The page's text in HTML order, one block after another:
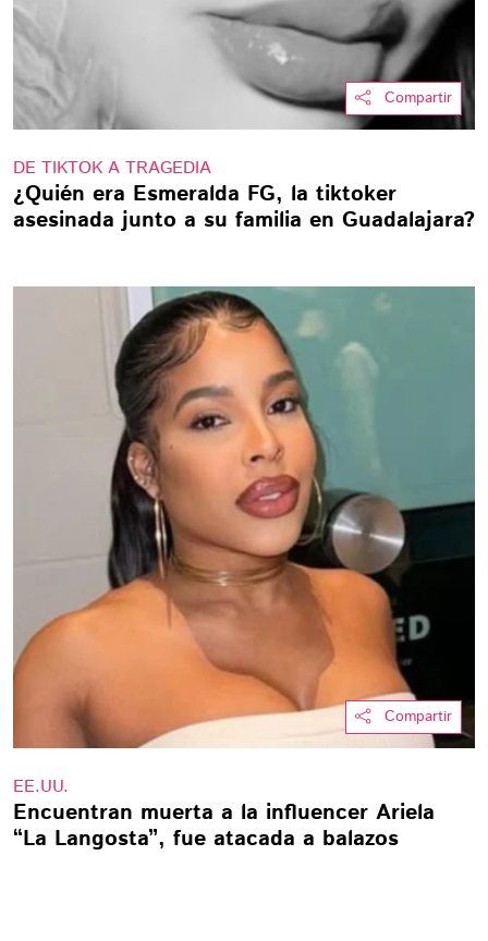
Compartir
DE TIKTOK A TRAGEDIA
¿Quién era Esmeralda FG, la tiktoker
asesinada junto a su familia en Guadalajara?
Compartir
EE.UU.
Encuentran muerta a la influencer Ariela
“La Langosta”, fue atacada a balazos